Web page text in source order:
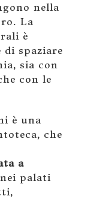
nella
La
è
di spaziare
sia con
con le
è una
che
a
palati